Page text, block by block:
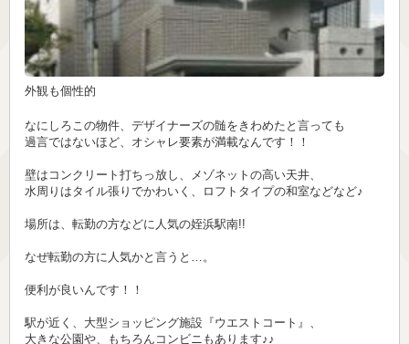
なにしろこの物件、デザイナーズの髄をきわめたと言っても
過言ではないほど、オシャレ要素が満載なんです！！
壁はコンクリート打ちっ放し、メゾネットの高い天井、
水周りはタイル張りでかわいく、ロフトタイプの和室などなど♪
場所は、転勤の方などに人気の姪浜駅南!!
なぜ転勤の方に人気かと言うと…。
便利が良いんです！！
駅が近く、大型ショッピング施設『ウエストコート』、
大きな公園や、もちろんコンビニもあります♪♪
外観も個性的